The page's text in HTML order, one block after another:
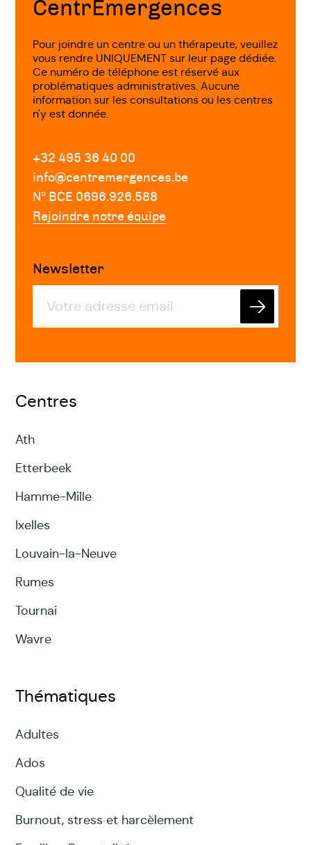
équipe et gestion harmonieuse des
éventuelles difficultés relationnelles en
son sein?
Développer des compétences en
matière d'autonomie - autogestion -
à distance
Gérer son stress
Trouver son équilibre entre la vie privée
Apprivoiser les "New Ways of Working" :
CentrEmergences
Pour joindre un centre ou un thérapeute, veuillez
vous rendre UNIQUEMENT sur leur page dédiée.
Ce numéro de téléphone est réservé aux
problématiques administratives. Aucune
information sur les consultations ou les centres
n'y est donnée.
+32 495 36 40 00
info@centremergences.be
Nº BCE 0696.926.588
Rejoindre notre équipe
Newsletter
Centres
Ath
Etterbeek
Hamme-Mille
Ixelles
Louvain-la-Neuve
Rumes
Tournai
Wavre
Thématiques
Adultes
Ados
Qualité de vie
Burnout, stress et harcèlement